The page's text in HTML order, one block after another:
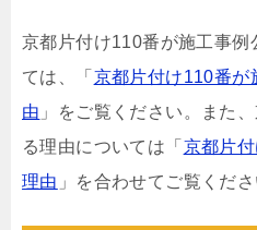
京都片付け110番が施工事例
ては、「 京都片付け110番が
由 」をご覧ください。また
る理由については「 京都片
理由 」を合わせてご覧くださ